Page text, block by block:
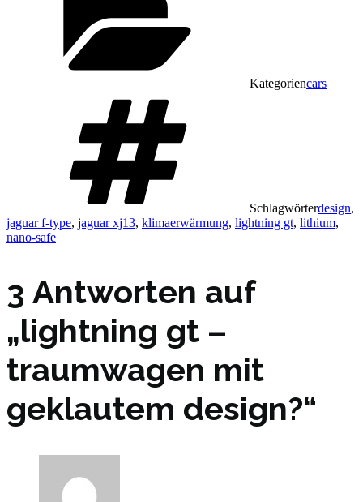
Kategoriencars
Schlagwörterdesign,
jaguar f-type, jaguar xj13, klimaerwärmung, lightning gt, lithium,
nano-safe
3 Antworten auf
„lightning gt –
traumwagen mit
geklautem design?“